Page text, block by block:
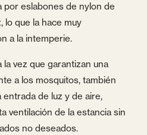
por eslabones de nylon de
lo que la hace muy
a la intemperie.
vez que garantizan una
a los mosquitos, también
de luz y de aire,
ventilación de la estancia sin
no deseados.